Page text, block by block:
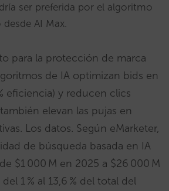
ser preferida por el algoritmo
AI Max.
para la protección de marca
de IA optimizan bids en
eficiencia) y reducen clics
elevan las pujas en
Los datos. Según eMarketer,
de búsqueda basada en IA
$1 000 M en 2025 a $26 000 M
1 % al 13,6 % del total del